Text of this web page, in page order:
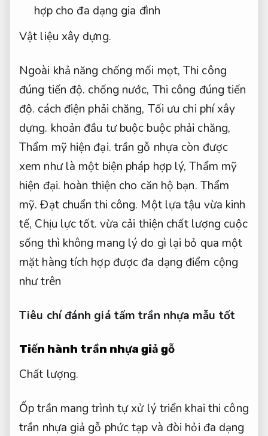
hợp cho đa dạng gia đình
Vật liệu xây dựng.
Ngoài khả năng chống mối mọt, Thi công
đúng tiến độ. chống nước, Thi công đúng tiến
độ. cách điện phải chăng, Tối ưu chi phí xây
dựng. khoản đầu tư buộc buộc phải chăng,
Thẩm mỹ hiện đại. trần gỗ nhựa còn được
xem như là một biện pháp hợp lý,Thẩm mỹ
hiện đại. hoàn thiện cho căn hộ bạn. Thẩm
mỹ. Đạt chuẩn thi công. Một lựa tậu vừa kinh
tế, Chịu lực tốt. vừa cải thiện chất lượng cuộc
sống thì không mang lý do gì lại bỏ qua một
mặt hàng tích hợp được đa dạng điểm cộng
như trên
Tiêu chí đánh giá tấm trần nhựa mẫu tốt
Tiến hành trần nhựa giả gỗ
Chất lượng.
Ốp trần mang trình tự xử lý triển khai thi công
trần nhựa giả gỗ phức tạp và đòi hỏi đa dạng